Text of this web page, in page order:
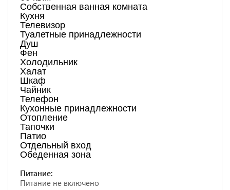
Собственная ванная комната
Кухня
Телевизор
Туалетные принадлежности
Душ
Фен
Холодильник
Халат
Шкаф
Чайник
Телефон
Кухонные принадлежности
Отопление
Тапочки
Патио
Отдельный вход
Обеденная зона
Питание:
Питание не включено